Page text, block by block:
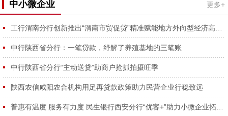
中小微企业 更多+
中行陕西省分行：一笔贷款，纾解了养殖基地的三笔账
中行陕西省分行“主动送贷”助商户抢抓拍摄旺季
陕西农信咸阳农合机构用足再贷款政策助力民营企业行稳致远